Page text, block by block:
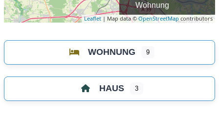
Leaflet | Map data ©OpenStreetMap contributors
Wohnung
WOHNUNG 9
HAUS 3